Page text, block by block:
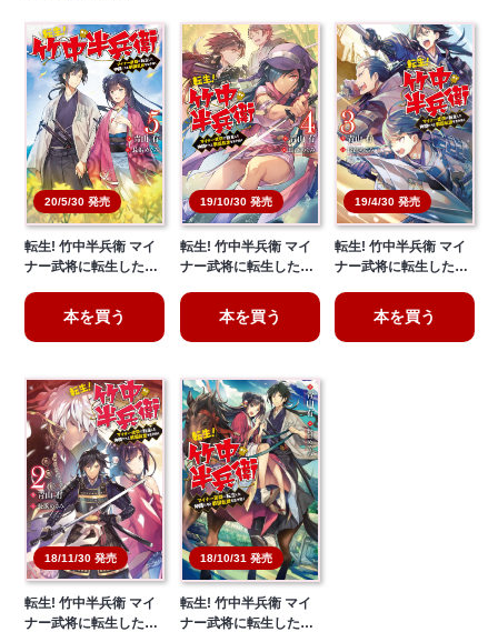
20/5/30 発売
転生! 竹中半兵衛 マイ
ナー武将に転生した…
本を買う
19/10/30 発売
転生! 竹中半兵衛 マイ
ナー武将に転生した…
本を買う
19/4/30 発売
転生! 竹中半兵衛 マイ
ナー武将に転生した…
本を買う
18/11/30 発売
転生! 竹中半兵衛 マイ
ナー武将に転生した…
18/10/31 発売
転生! 竹中半兵衛 マイ
ナー武将に転生した…